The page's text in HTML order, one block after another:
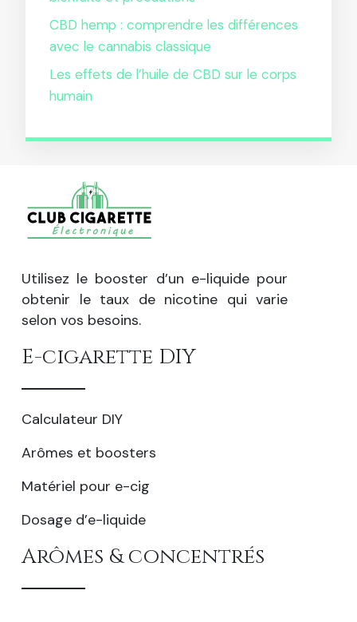
CBD hemp : comprendre les différences
avec le cannabis classique
Les effets de l’huile de CBD sur le corps
humain
Utilisez le booster d’un e-liquide pour
obtenir le taux de nicotine qui varie
selon vos besoins.
E-cigarette DIY
Calculateur DIY
Arômes et boosters
Matériel pour e-cig
Dosage d’e-liquide
Arômes & concentrés